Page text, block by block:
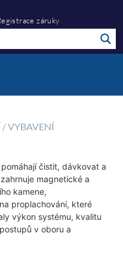
záruky
/ VYBAVENÍ
čistit, dávkovat a
magnetické a
kamene,
proplachování, které
výkon systému, kvalitu
v oboru a